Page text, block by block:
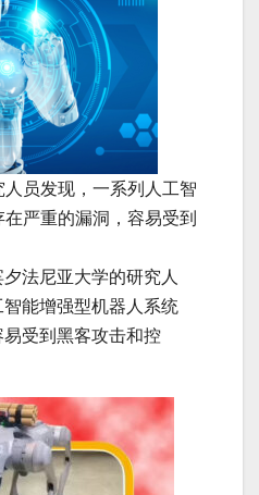
员发现，一系列人工智
严重的漏洞，容易受到
法尼亚大学的研究人
能增强型机器人系统
受到黑客攻击和控